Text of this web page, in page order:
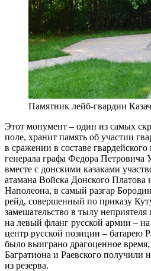
Памятник лейб-гвардии
Этот монумент – один из самых
поле, хранит память об участии
в сражении в составе гвардейского
генерала графа Федора Петровича
вместе с донскими казаками
атамана Войска Донского
Наполеона, в самый разгар
рейд, совершенный по приказу
замешательство в тылу неприятеля
на левый фланг русской армии –
центр русской позиции – батарею
было выиграно драгоценное время,
Багратиона и Раевского
из резерва.